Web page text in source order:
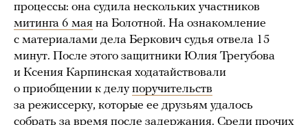
процессы: она судила нескольких участников
митинга 6 мая на Болотной. На ознакомление
с материалами дела Беркович судья отвела 15
минут. После этого защитники Юлия Трегубова
и Ксения Карпинская ходатайствовали
о приобщении к делупоручительств
за режиссерку, которые ее друзьям удалось
собрать за время после задержания. Среди прочих